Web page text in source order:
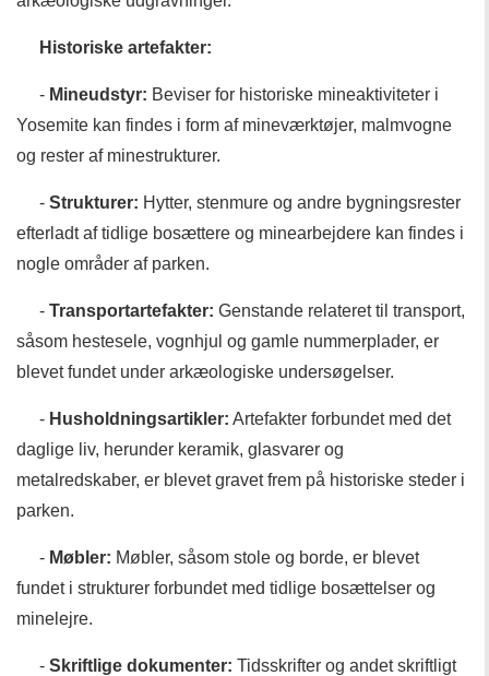
Historiske artefakter:
- Mineudstyr: Beviser for historiske mineaktiviteter i
Yosemite kan findes i form af mineværktøjer, malmvogne
og rester af minestrukturer.
- Strukturer: Hytter, stenmure og andre bygningsrester
efterladt af tidlige bosættere og minearbejdere kan findes i
nogle områder af parken.
- Transportartefakter: Genstande relateret til transport,
såsom hestesele, vognhjul og gamle nummerplader, er
blevet fundet under arkæologiske undersøgelser.
- Husholdningsartikler: Artefakter forbundet med det
daglige liv, herunder keramik, glasvarer og
metalredskaber, er blevet gravet frem på historiske steder i
parken.
- Møbler: Møbler, såsom stole og borde, er blevet
fundet i strukturer forbundet med tidlige bosættelser og
minelejre.
- Skriftlige dokumenter: Tidsskrifter og andet skriftligt